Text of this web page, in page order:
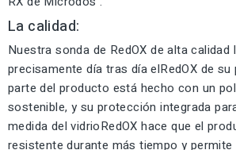
La calidad:
Nuestra sonda de RedOX de alta
precisamente día tras día elRedOX de
parte del producto está hecho con un
sostenible, y su protección integrada
medida del vidrioRedOX hace que el
resistente durante más tiempo y permite